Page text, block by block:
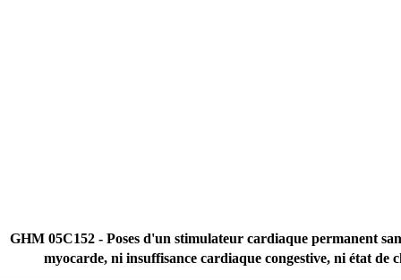
GHM 05C152 - Poses d'un stimulateur cardiaque permanent
myocarde, ni insuffisance cardiaque congestive, ni état de